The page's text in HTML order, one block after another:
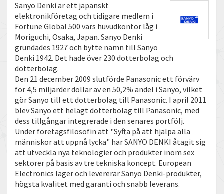
Sanyo Denki är ett japanskt
elektronikföretag och tidigare medlem i
Fortune Global 500 vars huvudkontor låg i
Moriguchi, Osaka, Japan. Sanyo Denki
grundades 1927 och bytte namn till Sanyo
Denki 1942. Det hade över 230 dotterbolag och
dotterbolag.
Den 21 december 2009 slutförde Panasonic ett förvärv
för 4,5 miljarder dollar av en 50,2% andel i Sanyo, vilket
gör Sanyo till ett dotterbolag till Panasonic. I april 2011
blev Sanyo ett helägt dotterbolag till Panasonic, med
dess tillgångar integrerade i den senares portfölj.
Under företagsfilosofin att "Syfta på att hjälpa alla
människor att uppnå lycka" har SANYO DENKI åtagit sig
att utveckla nya teknologier och produkter inom sex
sektorer på basis av tre tekniska koncept. European
Electronics lager och levererar Sanyo Denki-produkter,
högsta kvalitet med garanti och snabb leverans.